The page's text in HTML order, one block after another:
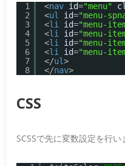
1
2
3
4
5
6
7
8
<nav id="menu"
<ul id="menu-
<li id="menu-
<li id="menu-
<li id="menu-
<li id="menu-
</ul>
</nav>
CSS
SCSSで先に変数設定を行い